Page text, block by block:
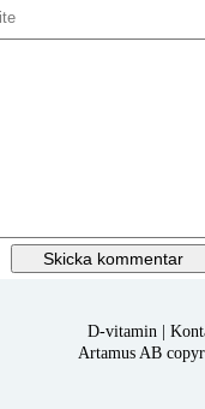
D-vitamin|
Artamus AB